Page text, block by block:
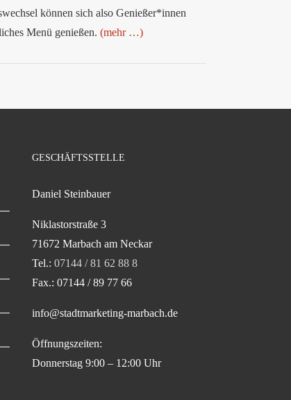
können sich also Genießer*innen
Menü genießen. (mehr …)
GESCHÄFTSSTELLE
Daniel Steinbauer
Niklastorstraße 3
71672 Marbach am Neckar
Tel.: 07144 / 81 62 88 8
Fax.: 07144 / 89 77 66
info@stadtmarketing-marbach.de
Öffnungszeiten:
Donnerstag 9:00 – 12:00 Uhr